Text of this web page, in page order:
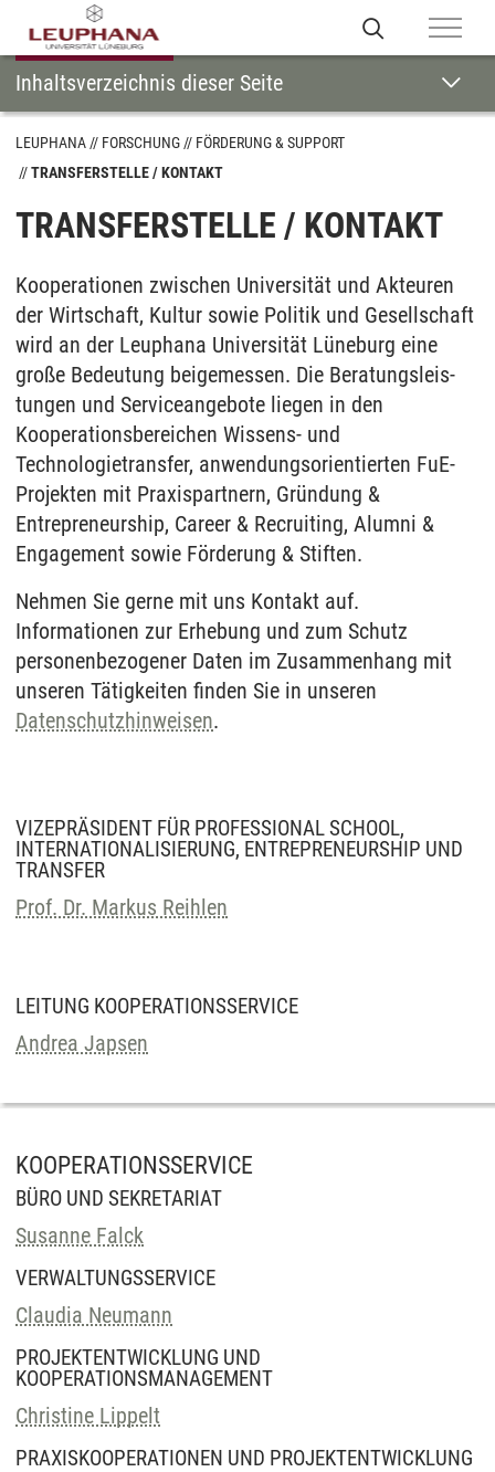
LEUPHANA FORSCHUNG
FÖRDERUNG & SUPPORT
TRANSFERSTELLE / KONTAKT
TRANSFERSTELLE / KONTAKT
Kooperationen zwischen Universität und Akteuren
der Wirtschaft, Kultur sowie Politik und Gesellschaft
wird an der Leuphana Universität Lüneburg eine
große Bedeutung beigemessen. Die Beratungsleis­
tun­gen und Serviceangebote liegen in den
Kooperationsbereichen Wissens- und
Technologietransfer, anwendungsorientierten FuE-
Projekten mit Praxispartnern, Gründung &
Entrepreneurship, Career & Recruiting, Alumni &
Engagement sowie Förderung & Stiften.
Nehmen Sie gerne mit uns Kontakt auf.
Informationen zur Erhebung und zum Schutz
personenbezogener Daten im Zusammenhang mit
unseren Tätigkeiten finden Sie in unseren
Datenschutzhinweisen.
VIZEPRÄSIDENT FÜR PROFESSIONAL SCHOOL,
INTERNATIONALISIERUNG, ENTREPRENEURSHIP UND
TRANSFER
Prof. Dr. Markus Reihlen
LEITUNG KOOPERATIONSSERVICE
Andrea Japsen
Inhaltsverzeichnis dieser Seite
KOOPERATIONSSERVICE
BÜRO UND SEKRETARIAT
Susanne Falck
VERWALTUNGSSERVICE
Claudia Neumann
PROJEKTENTWICKLUNG UND
KOOPERATIONSMANAGEMENT
Christine Lippelt
PRAXISKOOPERATIONEN UND PROJEKTENTWICKLUNG